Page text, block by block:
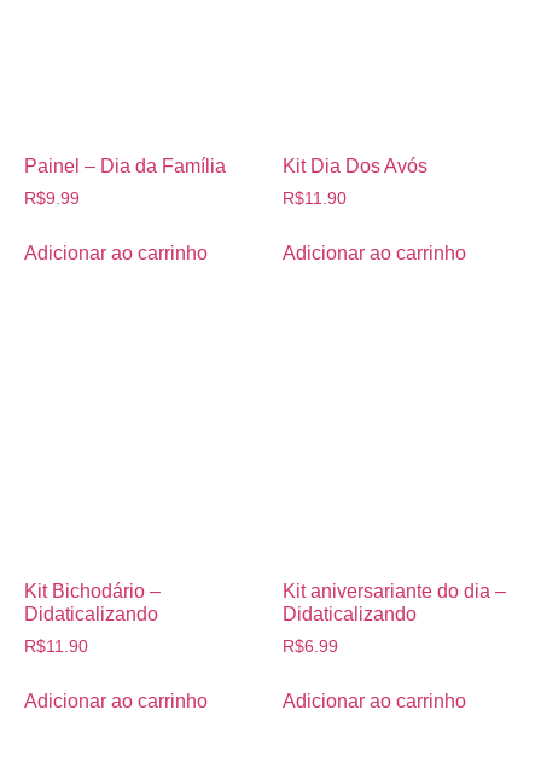
Painel – Dia da Família
R$9.99
Adicionar ao carrinho
Kit Dia Dos Avós
R$11.90
Adicionar ao carrinho
Kit Bichodário –
Didaticalizando
R$11.90
Adicionar ao carrinho
Kit aniversariante do dia –
Didaticalizando
R$6.99
Adicionar ao carrinho